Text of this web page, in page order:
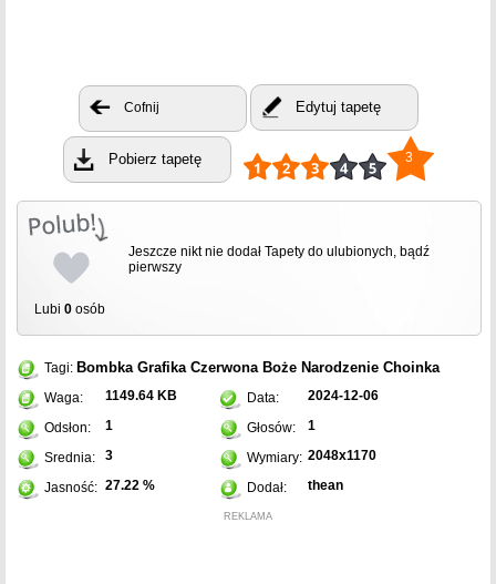
Cofnij Edytuj tapetę
Pobierz tapetę 3
Lubi 0 osób
Jeszcze nikt nie dodał Tapety do ulubionych, bądź
pierwszy
Tagi: Bombka Grafika Czerwona Boże Narodzenie Choinka
Waga: 1149.64 KB Data: 2024-12-06
Odsłon: 1 Głosów: 1
Srednia: 3 Wymiary: 2048x1170
Jasność: 27.22 % Dodał: thean
REKLAMA